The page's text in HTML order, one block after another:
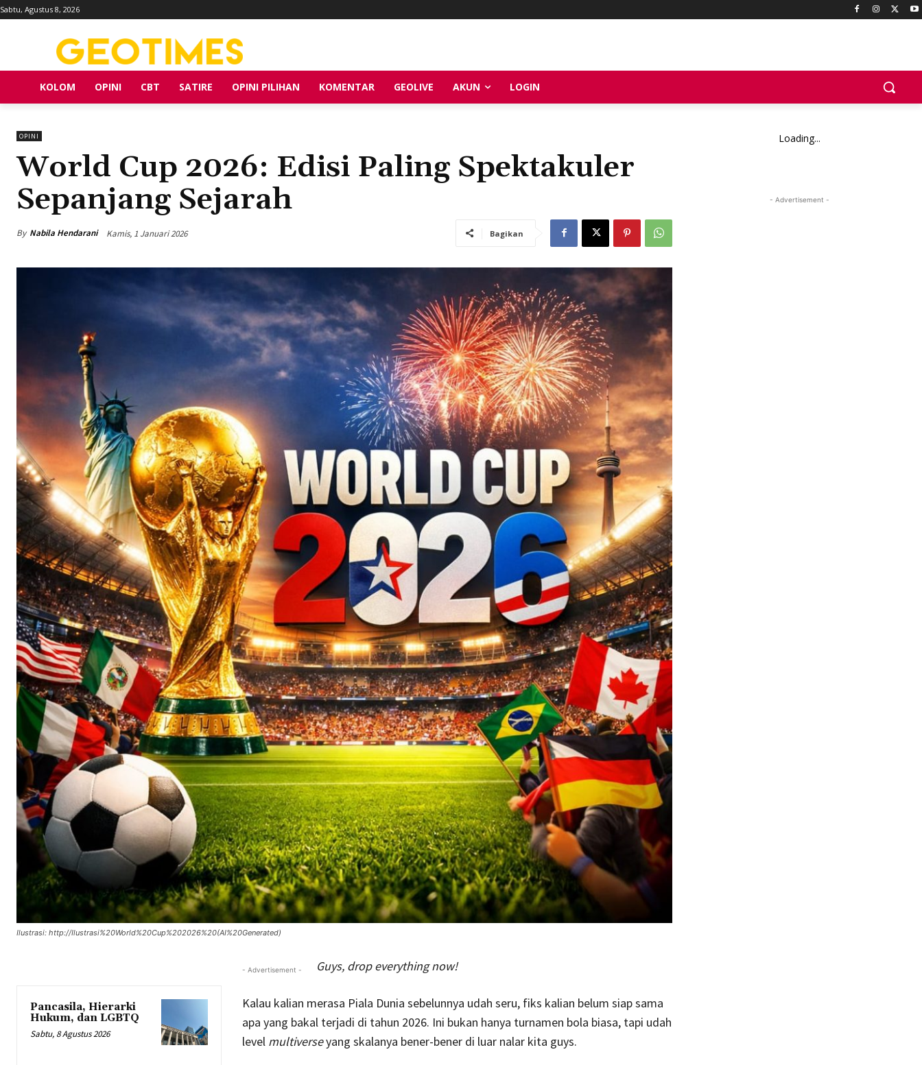
Sabtu, Agustus 8, 2026
KOLOM OPINI CBT SATIRE OPINI PILIHAN KOMENTAR GEOLIVE AKUN LOGIN
OPINI
World Cup 2026: Edisi Paling Spektakuler
Sepanjang Sejarah
By Nabila Hendarani Kamis, 1 Januari 2026 Bagikan
Ilustrasi: http://Ilustrasi%20World%20Cup%202026%20(AI%20Generated)
Pancasila, Hierarki
Hukum, dan LGBTQ
Sabtu, 8 Agustus 2026
- Advertisement - Guys, drop everything now!
Kalau kalian merasa Piala Dunia sebelunnya udah seru, fiks kalian belum siap sama
apa yang bakal terjadi di tahun 2026. Ini bukan hanya turnamen bola biasa, tapi udah
level multiverseyang skalanya bener-bener di luar nalar kita guys.
Loading...
- Advertisement -